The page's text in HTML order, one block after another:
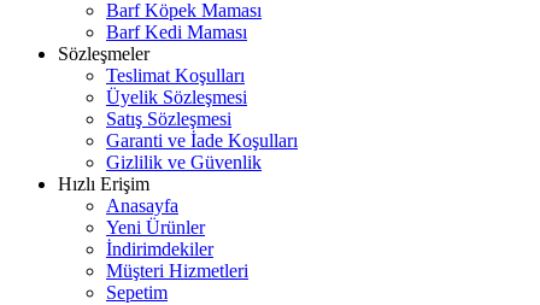
Barf Köpek Maması
Barf Kedi Maması
Sözleşmeler
Teslimat Koşulları
Üyelik Sözleşmesi
Satış Sözleşmesi
Garanti ve İade Koşulları
Gizlilik ve Güvenlik
Hızlı Erişim
Anasayfa
Yeni Ürünler
İndirimdekiler
Müşteri Hizmetleri
Sepetim